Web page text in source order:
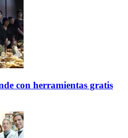
con herramientas gratis